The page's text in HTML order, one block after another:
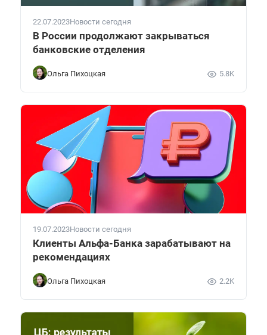
22.07.2023Новости сегодня
В России продолжают закрываться
банковские отделения
Ольга Пихоцкая 5.8K
19.07.2023Новости сегодня
Клиенты Альфа-Банка зарабатывают на
рекомендациях
Ольга Пихоцкая 2.2K